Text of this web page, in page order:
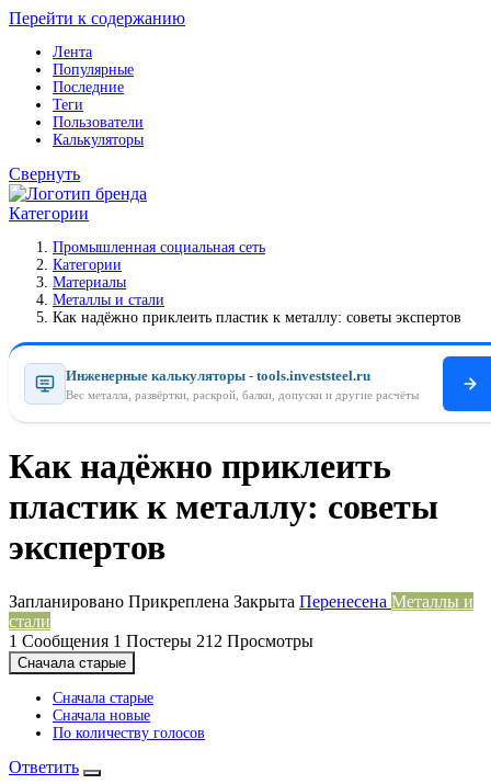
Перейти к содержанию
Лента
Популярные
Последние
Теги
Пользователи
Калькуляторы
Свернуть
Категории
Промышленная социальная сеть
Категории
Материалы
Металлы и стали
Как надёжно приклеить пластик к металлу: советы экспертов
Инженерные калькуляторы - tools.investsteel.ru
Вес металла, развёртки, раскрой, балки, допуски и другие расчёты
Как надёжно приклеить
пластик к металлу: советы
экспертов
Запланировано Прикреплена Закрыта Перенесена Металлы и
стали
1 Сообщения 1 Постеры 212 Просмотры
Сначала старые
Сначала старые
Сначала новые
По количеству голосов
Ответить